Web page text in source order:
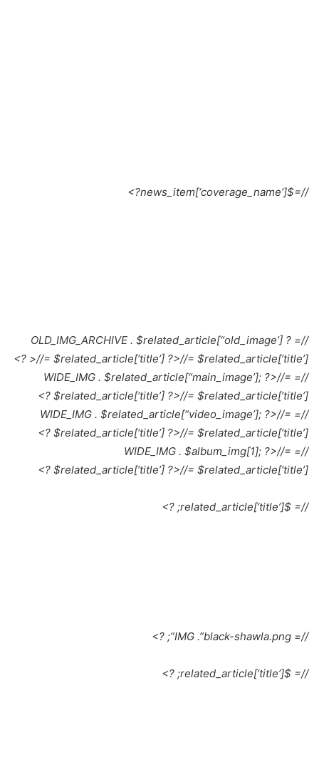
//=$news_item[‘coverage_name’]?>
//= OLD_IMG_ARCHIVE . $related_article[“old_image’] ?
>//= $related_article[‘title’] ?>//= $related_article[‘title’] ?>
//= WIDE_IMG . $related_article[“main_image’]; ?>
//=
$related_article[‘title’] ?>//= $related_article[‘title’] ?>
//= WIDE_IMG . $related_article[“video_image’]; ?>
//=
$related_article[‘title’] ?>//= $related_article[‘title’] ?>
//= WIDE_IMG . $album_img[1]; ?>
//=
$related_article[‘title’] ?>//= $related_article[‘title’] ?>
//= $related_article[‘title’]; ?>
//= IMG .”black-shawla.png”; ?>
//= $related_article[‘title’]; ?>